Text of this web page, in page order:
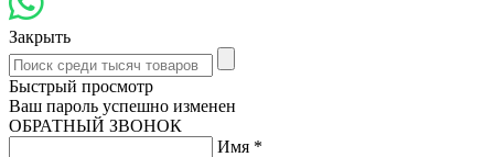
Закрыть
Быстрый просмотр
Ваш пароль успешно изменен
ОБРАТНЫЙ ЗВОНОК
Имя *